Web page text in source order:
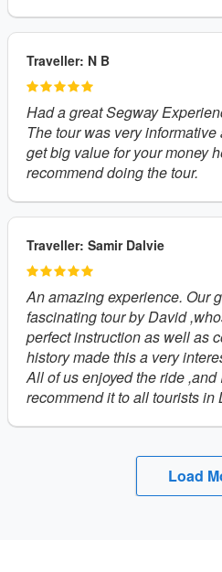
Traveller: N B
Had a great Segway
The tour was very
get big value for your money
recommend doing the tour.
Traveller: Samir Dalvie
An amazing experience. Our
fascinating tour by David
perfect instruction as well as
history made this a very
All of us enjoyed the ride
recommend it to all tourists in
Load